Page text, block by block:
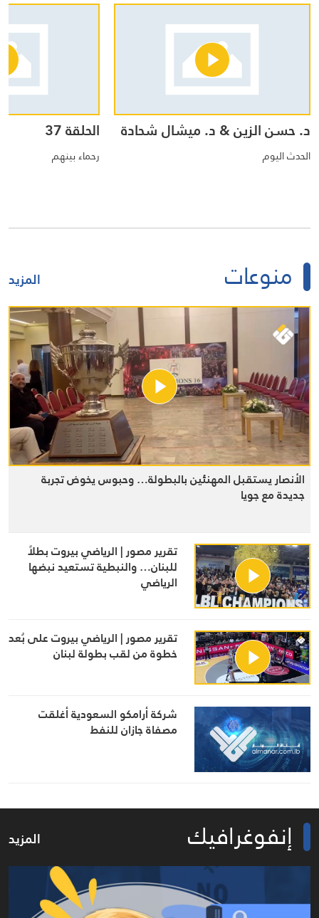
د. حسن الزين & د. ميشال شحادة
الحدث اليوم
الحلقة 37
رحماء بينهم
منوعات المزيد
الأنصار يستقبل المهنئين بالبطولة… وحبوس يخوض تجربة
جديدة مع جويا
تقرير مصور | الرياضي بيروت بطلاً
للبنان… والنبطية تستعيد نبضها
الرياضي
تقرير مصور | الرياضي بيروت على بُعد
خطوة من لقب بطولة لبنان
شركة أرامكو السعودية أغلقت
مصفاة جازان للنفط
إنفوغرافيك المزيد